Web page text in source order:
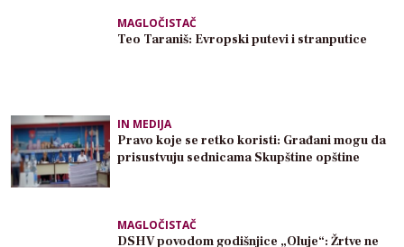
MAGLOČISTAČ
Teo Taraniš: Evropski putevi i stranputice
IN MEDIJA
Pravo koje se retko koristi: Građani mogu da
prisustvuju sednicama Skupštine opštine
MAGLOČISTAČ
DSHV povodom godišnjice „Oluje“: Žrtve ne